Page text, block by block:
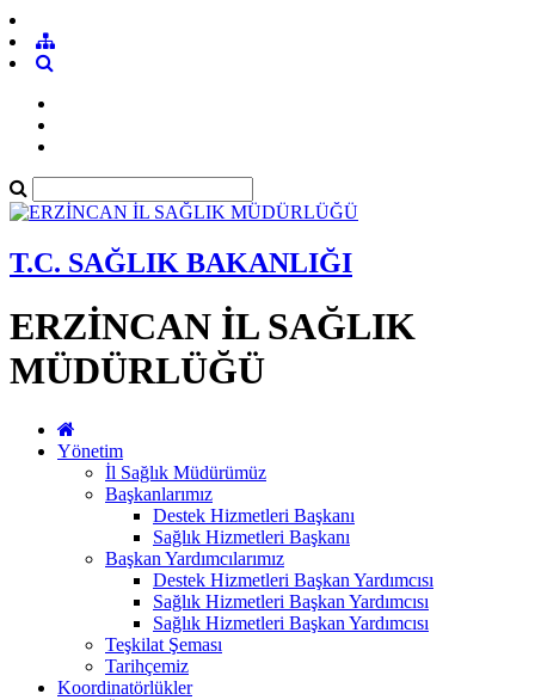
T.C. SAĞLIK BAKANLIĞI
ERZİNCAN İL SAĞLIK
MÜDÜRLÜĞÜ
Yönetim
İl Sağlık Müdürümüz
Başkanlarımız
Destek Hizmetleri Başkanı
Sağlık Hizmetleri Başkanı
Başkan Yardımcılarımız
Destek Hizmetleri Başkan Yardımcısı
Sağlık Hizmetleri Başkan Yardımcısı
Sağlık Hizmetleri Başkan Yardımcısı
Teşkilat Şeması
Tarihçemiz
Koordinatörlükler